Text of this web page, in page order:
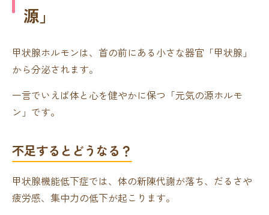
源」
甲状腺ホルモンは、首の前にある小さな器官「甲状腺」
から分泌されます。
一言でいえば体と心を健やかに保つ「元気の源ホルモ
ン」です。
不足するとどうなる？
甲状腺機能低下症では、体の新陳代謝が落ち、だるさや
疲労感、集中力の低下が起こります。